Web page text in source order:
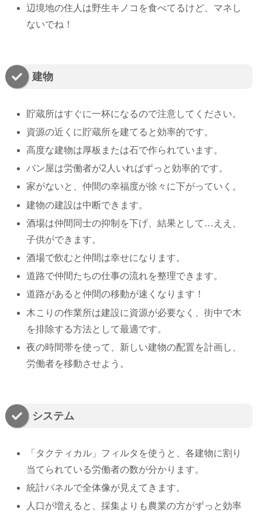
辺境地の住人は野生キノコを食べてるけど、マネし
ないでね！
建物
貯蔵所はすぐに一杯になるので注意してください。
資源の近くに貯蔵所を建てると効率的です。
高度な建物は厚板または石で作られています。
パン屋は労働者が2人いればずっと効率的です。
家がないと、仲間の幸福度が徐々に下がっていく。
建物の建設は中断できます。
酒場は仲間同士の抑制を下げ、結果として…ええ、
子供ができます。
酒場で飲むと仲間は幸せになります。
道路で仲間たちの仕事の流れを整理できます。
道路があると仲間の移動が速くなります！
木こりの作業所は建設に資源が必要なく、街中で木
を排除する方法として最適です。
夜の時間帯を使って、新しい建物の配置を計画し、
労働者を移動させよう。
システム
「タクティカル」フィルタを使うと、各建物に割り
当てられている労働者の数が分かります。
統計パネルで全体像が見えてきます。
人口が増えると、採集よりも農業の方がずっと効率